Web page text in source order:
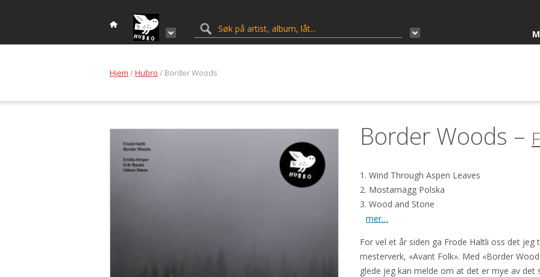
Hjem /Hubro / Border Woods
Border Woods –
1. Wind Through Aspen Leaves
2. Mostamägg Polska
3. Wood and Stone
mer…
For vel et år siden ga Frode Haltli oss det
mesterverk, «Avant Folk». Med «Border
glede jeg kan melde om at det er mye av det